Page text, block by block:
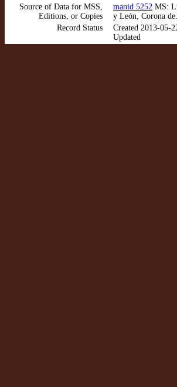
Source of Data for MSS,
Editions, or Copies
manid 5252 MS:
y León, Corona
Record Status
Created 2013-05-
Updated